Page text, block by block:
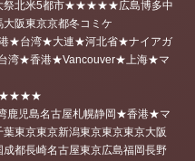
祭北米5都市★★★★★広島博多中
阪東京京都冬コミケ
★台湾★大連★河北省★ナイアガ
湾★香港★Vancouver★上海★マ
鹿児島名古屋札幌静岡★香港★マ
東京東京新潟東京東京東京大阪
都長崎名古屋東京広島福岡長野